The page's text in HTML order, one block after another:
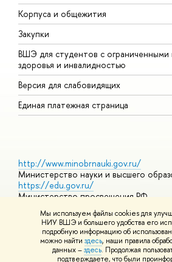
Мы используем файлы cookies для
НИУ ВШЭ и большего удобства его
подробную информацию об
можно найти здесь, наши правила
данных –здесь. Продолжая
подтверждаете, что были
Корпуса и общежития
Закупки
ВШЭ для студентов с ограниченными
здоровья и инвалидностью
Версия для слабовидящих
Единая платежная страница
http://www.minobrnauki.gov.ru/
Министерство науки и высшего
https://edu.gov.ru/
Министерство просвещения РФ
Массовые открытые онлайн-курсы
© НИУ ВШЭ 1993–2026 Адреса и контакты